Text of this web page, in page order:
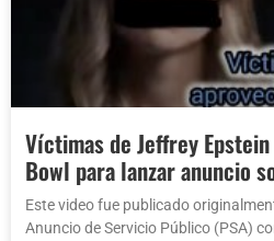
Víctimas de Jeffrey
Bowl para lanzar anuncio
Este video fue publicado
Anuncio de Servicio Público (PSA)